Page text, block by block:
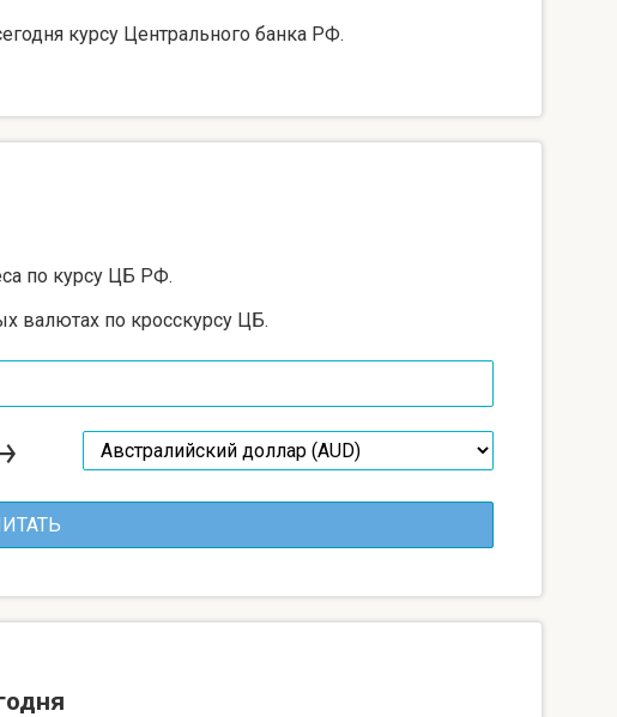
курсу Центрального банка РФ.
по курсу ЦБ РФ.
валютах по кросскурсу ЦБ.